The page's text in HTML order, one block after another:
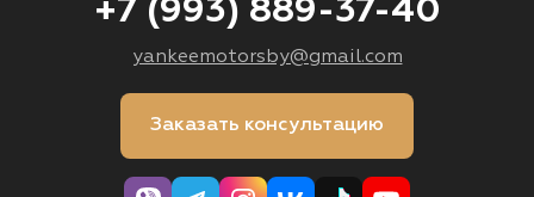
+7 (993) 889-37-40
yankeemotorsby@gmail.com
Заказать консультацию